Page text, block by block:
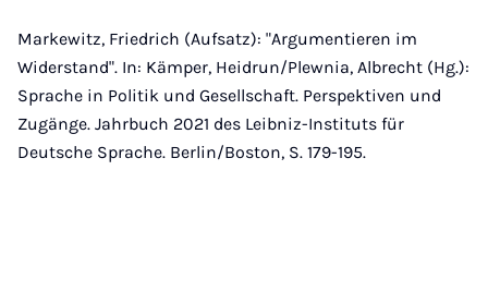
Markewitz, Friedrich (Aufsatz): "Argumentieren im
Widerstand". In: Kämper, Heidrun/Plewnia, Albrecht (Hg.):
Sprache in Politik und Gesellschaft. Perspektiven und
Zugänge. Jahrbuch 2021 des Leibniz-Instituts für
Deutsche Sprache. Berlin/Boston, S. 179-195.